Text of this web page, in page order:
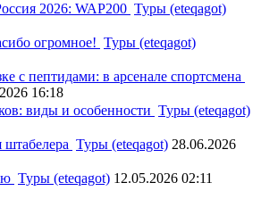
2026: WAP200 Туры (eteqagot)
огромное! Туры (eteqagot)
с пептидами: в арсенале спортсмена
16:18
виды и особенности Туры (eteqagot)
Туры (eteqagot) 28.06.2026
Туры (eteqagot) 12.05.2026 02:11